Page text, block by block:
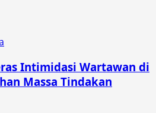
Intimidasi Wartawan di
Massa Tindakan